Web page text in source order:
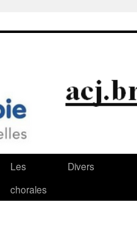
Les
chorales
Divers